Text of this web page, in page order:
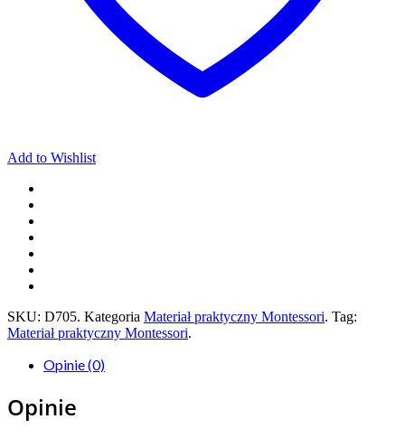
Add to Wishlist
SKU: D705. Kategoria Materiał praktyczny Montessori. Tag:
Materiał praktyczny Montessori.
Opinie (0)
Opinie